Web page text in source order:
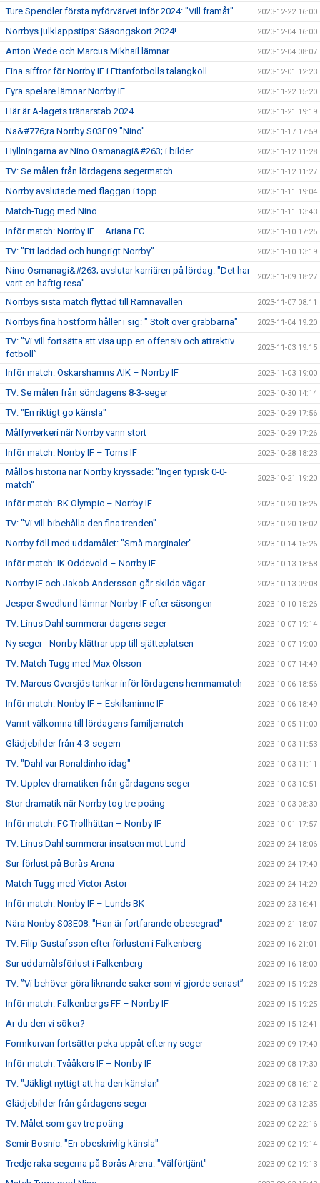
Ture Spendler första nyförvärvet inför 2024: "Vill framåt" 2023-12-22 16:00
Norrbys julklappstips: Säsongskort 2024! 2023-12-04 16:00
Anton Wede och Marcus Mikhail lämnar 2023-12-04 08:07
Fina siffror för Norrby IF i Ettanfotbolls talangkoll 2023-12-01 12:23
Fyra spelare lämnar Norrby IF 2023-11-22 15:20
Här är A-lagets tränarstab 2024 2023-11-21 19:19
Na&#776;ra Norrby S03E09 "Nino" 2023-11-17 17:59
Hyllningarna av Nino Osmanagi&#263; i bilder 2023-11-12 11:28
TV: Se målen från lördagens segermatch 2023-11-12 11:27
Norrby avslutade med flaggan i topp 2023-11-11 19:04
Match-Tugg med Nino 2023-11-11 13:43
Inför match: Norrby IF – Ariana FC 2023-11-10 17:25
TV: ”Ett laddad och hungrigt Norrby” 2023-11-10 13:19
Nino Osmanagi&#263; avslutar karriären på lördag: "Det har
varit en häftig resa"
2023-11-09 18:27
Norrbys sista match flyttad till Ramnavallen 2023-11-07 08:11
Norrbys fina höstform håller i sig: " Stolt över grabbarna" 2023-11-04 19:20
TV: ”Vi vill fortsätta att visa upp en offensiv och attraktiv
fotboll”
2023-11-03 19:15
Inför match: Oskarshamns AIK – Norrby IF 2023-11-03 19:00
TV: Se målen från söndagens 8-3-seger 2023-10-30 14:14
TV: "En riktigt go känsla" 2023-10-29 17:56
Målfyrverkeri när Norrby vann stort 2023-10-29 17:26
Inför match: Norrby IF – Torns IF 2023-10-28 18:23
Mållös historia när Norrby kryssade: "Ingen typisk 0-0-
match"
2023-10-21 19:20
Inför match: BK Olympic – Norrby IF 2023-10-20 18:25
TV: "Vi vill bibehålla den fina trenden" 2023-10-20 18:02
Norrby föll med uddamålet: "Små marginaler" 2023-10-14 15:26
Inför match: IK Oddevold – Norrby IF 2023-10-13 18:58
Norrby IF och Jakob Andersson går skilda vägar 2023-10-13 09:08
Jesper Swedlund lämnar Norrby IF efter säsongen 2023-10-10 15:26
TV: Linus Dahl summerar dagens seger 2023-10-07 19:14
Ny seger - Norrby klättrar upp till sjätteplatsen 2023-10-07 19:00
TV: Match-Tugg med Max Olsson 2023-10-07 14:49
TV: Marcus Översjös tankar inför lördagens hemmamatch 2023-10-06 18:56
Inför match: Norrby IF – Eskilsminne IF 2023-10-06 18:49
Varmt välkomna till lördagens familjematch 2023-10-05 11:00
Glädjebilder från 4-3-segern 2023-10-03 11:53
TV: "Dahl var Ronaldinho idag" 2023-10-03 11:11
TV: Upplev dramatiken från gårdagens seger 2023-10-03 10:51
Stor dramatik när Norrby tog tre poäng 2023-10-03 08:30
Inför match: FC Trollhättan – Norrby IF 2023-10-01 17:57
TV: Linus Dahl summerar insatsen mot Lund 2023-09-24 18:06
Sur förlust på Borås Arena 2023-09-24 17:40
Match-Tugg med Victor Astor 2023-09-24 14:29
Inför match: Norrby IF – Lunds BK 2023-09-23 16:41
Nära Norrby S03E08: "Han är fortfarande obesegrad" 2023-09-21 18:07
TV: Filip Gustafsson efter förlusten i Falkenberg 2023-09-16 21:01
Sur uddamålsförlust i Falkenberg 2023-09-16 18:00
TV: ”Vi behöver göra liknande saker som vi gjorde senast” 2023-09-15 19:28
Inför match: Falkenbergs FF – Norrby IF 2023-09-15 19:25
Är du den vi söker? 2023-09-15 12:41
Formkurvan fortsätter peka uppåt efter ny seger 2023-09-09 17:40
Inför match: Tvååkers IF – Norrby IF 2023-09-08 17:30
TV: "Jäkligt nyttigt att ha den känslan" 2023-09-08 16:12
Glädjebilder från gårdagens seger 2023-09-03 12:35
TV: Målet som gav tre poäng 2023-09-02 22:16
Semir Bosnic: "En obeskrivlig känsla" 2023-09-02 19:14
Tredje raka segerna på Borås Arena: "Välförtjänt" 2023-09-02 19:13